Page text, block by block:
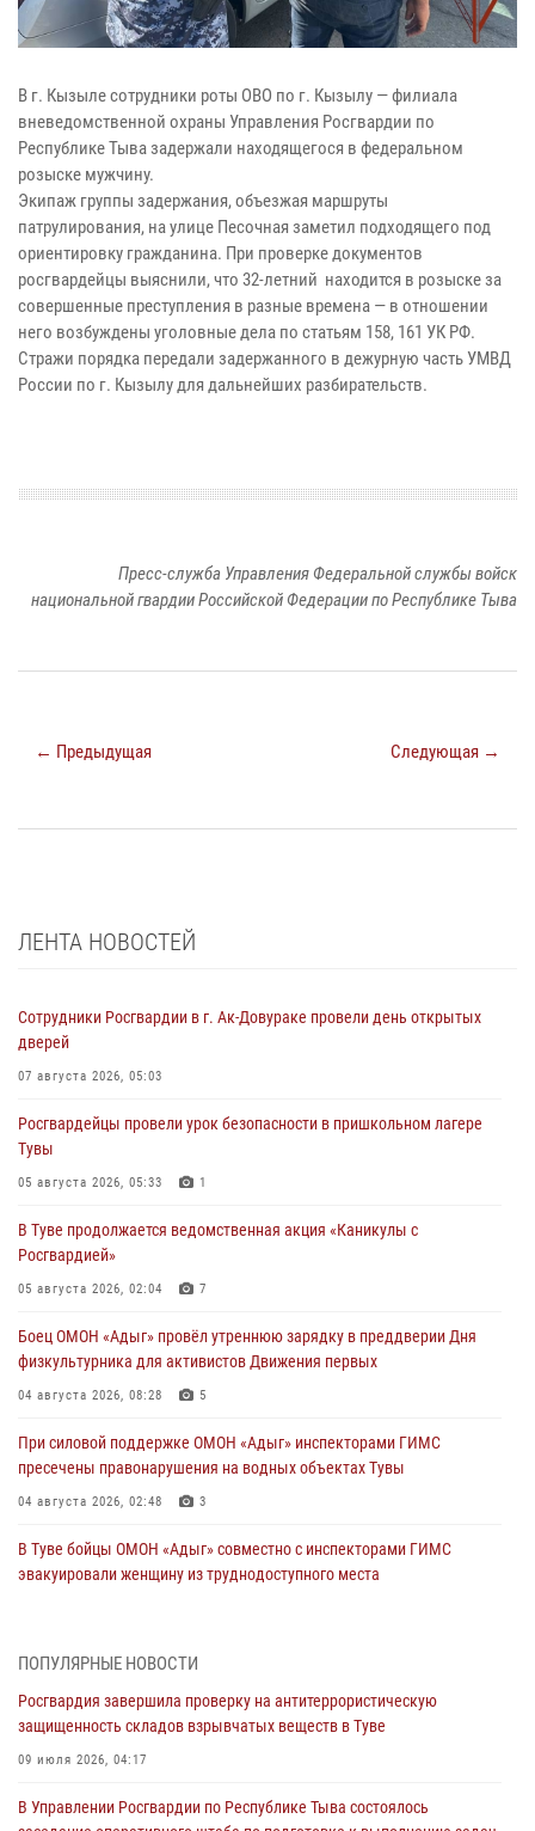
В г. Кызыле сотрудники роты ОВО по г. Кызылу — филиала
вневедомственной охраны Управления Росгвардии по
Республике Тыва задержали находящегося в федеральном
розыске мужчину.
Экипаж группы задержания, объезжая маршруты
патрулирования, на улице Песочная заметил подходящего под
ориентировку гражданина. При проверке документов
росгвардейцы выяснили, что 32-летний находится в розыске за
совершенные преступления в разные времена — в отношении
него возбуждены уголовные дела по статьям 158, 161 УК РФ.
Стражи порядка передали задержанного в дежурную часть УМВД
России по г. Кызылу для дальнейших разбирательств.
Пресс-служба Управления Федеральной службы войск
национальной гвардии Российской Федерации по Республике Тыва
← Предыдущая Следующая →
ЛЕНТА НОВОСТЕЙ
Сотрудники Росгвардии в г. Ак-Довураке провели день открытых
дверей
07 августа 2026, 05:03
Росгвардейцы провели урок безопасности в пришкольном лагере
Тувы
05 августа 2026, 05:33 1
В Туве продолжается ведомственная акция «Каникулы с
Росгвардией»
05 августа 2026, 02:04 7
Боец ОМОН «Адыг» провёл утреннюю зарядку в преддверии Дня
физкультурника для активистов Движения первых
04 августа 2026, 08:28 5
При силовой поддержке ОМОН «Адыг» инспекторами ГИМС
пресечены правонарушения на водных объектах Тувы
04 августа 2026, 02:48 3
В Туве бойцы ОМОН «Адыг» совместно с инспекторами ГИМС
эвакуировали женщину из труднодоступного места
Росгвардия проверила организацию отдыха детей в детских
31 июля 2026, 03:49
Сотрудники вневедомственной охраны приняли участие в акции
29 июля 2026, 09:41
ПОПУЛЯРНЫЕ НОВОСТИ
Росгвардия завершила проверку на антитеррористическую
защищенность складов взрывчатых веществ в Туве
09 июля 2026, 04:17
В Управлении Росгвардии по Республике Тыва состоялось